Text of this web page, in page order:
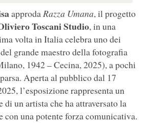
approdaRazza Umana, il progetto
Toscani Studio, in una
volta in Italia celebra uno dei
grande maestro della fotografia
1942 – Cecina, 2025), a pochi
Aperta al pubblico dal 17
l’esposizione rappresenta un
un artista che ha attraversato la
con una potente forza comunicativa.